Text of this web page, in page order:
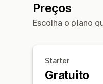
Preços
Escolha o plano
Starter
Gratuito